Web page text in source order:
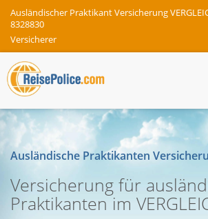
Ausländischer Praktikant Versicherung
8328830
Versicherer
Ausländische Praktikanten
Versicherung für
Praktikanten im